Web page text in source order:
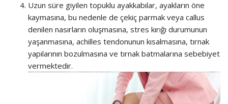
Uzun süre giyilen topuklu ayakkabılar, ayakların öne
kaymasına, bu nedenle de çekiç parmak veya callus
denilen nasırların oluşmasına, stres kırığı durumunun
yaşanmasına, achilles tendonunun kısalmasına, tırnak
yapılarının bozulmasına ve tırnak batmalarına sebebiyet
vermektedir.